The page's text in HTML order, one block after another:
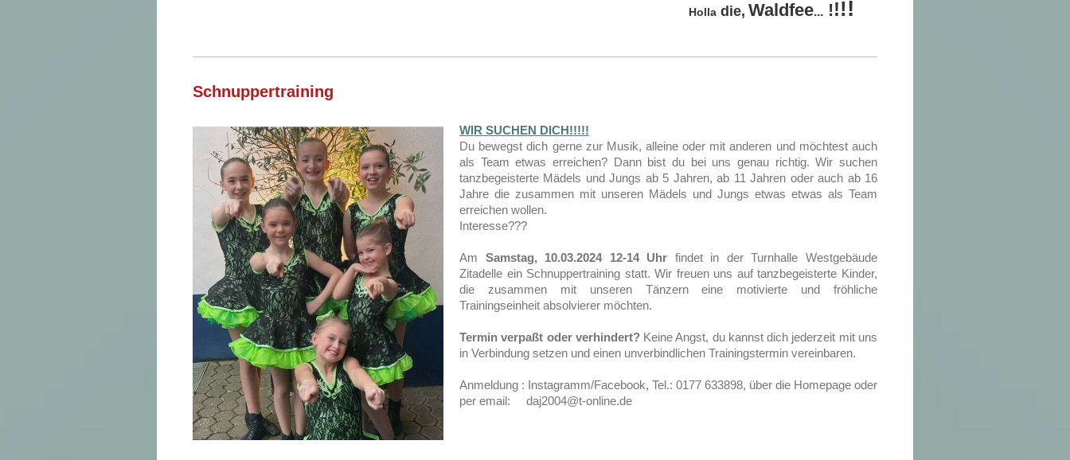
Holla die, Waldfee...!!!!
Schnuppertraining
WIR SUCHEN DICH!!!!!
Du bewegst dich gerne zur Musik, alleine oder mit anderen und möchtest auch
als Team etwas erreichen? Dann bist du bei uns genau richtig. Wir suchen
tanzbegeisterte Mädels und Jungs ab 5 Jahren, ab 11 Jahren oder auch ab 16
Jahre die zusammen mit unseren Mädels und Jungs etwas etwas als Team
erreichen wollen.
Interesse???
Am Samstag, 10.03.2024 12-14 Uhr findet in der Turnhalle Westgebäude
Zitadelle ein Schnuppertraining statt. Wir freuen uns auf tanzbegeisterte Kinder,
die zusammen mit unseren Tänzern eine motivierte und fröhliche
Trainingseinheit absolvierer möchten.
Termin verpaßt oder verhindert?Keine Angst, du kannst dich jederzeit mit uns
in Verbindung setzen und einen unverbindlichen Trainingstermin vereinbaren.
Anmeldung : Instagramm/Facebook, Tel.: 0177 633898, über die Homepage oder
per email: daj2004@t-online.de